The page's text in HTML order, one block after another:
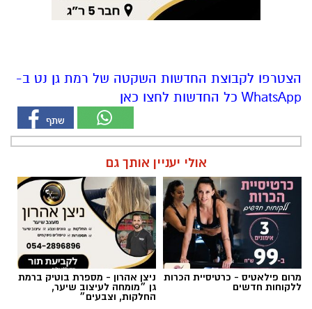
הצטרפו לקבוצת החדשות השקטה של רמת גן נט ב-
WhatsApp כל החדשות לחצו כאן
אולי יעניין אותך גם
מרום פילאטיס - כרטיסיית הכרות
ללקוחות חדשים
ניצן אהרון - מספרת בוטיק ברמת
גן ״מומחה לעיצוב שיער,
החלקות, וצבעים״